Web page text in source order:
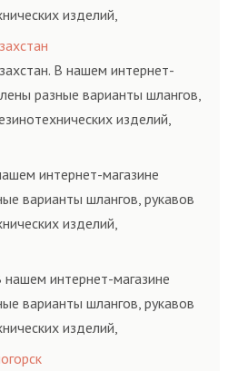
изделий,
техническим условиям
В нашем интернет-
разные варианты шлангов,
изделий,
техническим условиям
интернет-магазине
варианты шлангов, рукавов
изделий,
техническим условиям
нашем интернет-магазине
варианты шлангов, рукавов
изделий,
техническим условиям